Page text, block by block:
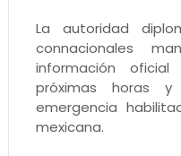
La autoridad
connacionales
información
próximas horas
emergencia
mexicana.